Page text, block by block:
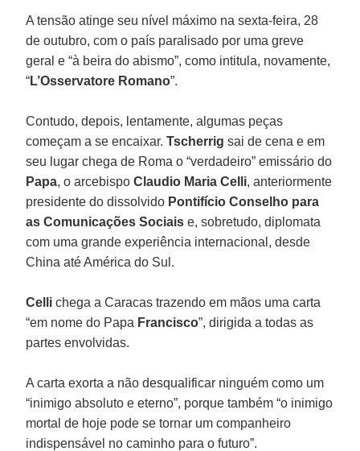
A tensão atinge seu nível máximo na sexta-feira, 28
de outubro, com o país paralisado por uma greve
geral e “à beira do abismo”, como intitula, novamente,
“L’Osservatore Romano”.
Contudo, depois, lentamente, algumas peças
começam a se encaixar.Tscherrig sai de cena e em
seu lugar chega de Roma o “verdadeiro” emissário do
Papa, o arcebispoClaudio Maria Celli, anteriormente
presidente do dissolvido Pontifício Conselho para
as Comunicações Sociais e, sobretudo, diplomata
com uma grande experiência internacional, desde
China até América do Sul.
Celli chega a Caracas trazendo em mãos uma carta
“em nome do Papa Francisco”, dirigida a todas as
partes envolvidas.
A carta exorta a não desqualificar ninguém como um
“inimigo absoluto e eterno”, porque também “o inimigo
mortal de hoje pode se tornar um companheiro
indispensável no caminho para o futuro”.